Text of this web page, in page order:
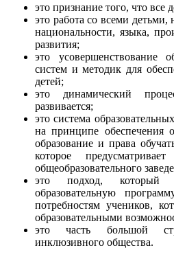
это признание того, что все
это работа со всеми детьми,
национальности, языка,
развития;
это усовершенствование
систем и методик для
детей;
это динамический
развивается;
это система
на принципе обеспечения
образование и права
которое
общеобразовательного
это подход, который
образовательную
потребностям учеников,
образовательными
это часть большой
инклюзивного общества.